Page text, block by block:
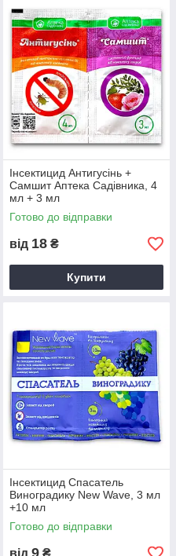
Інсектицид Антигусінь +
Самшит Аптека Садівника, 4
мл + 3 мл
Готово до відправки
від 18 ₴
Купити
Інсектицид Спасатель
Виноградику New Wave, 3 мл
+10 мл
Готово до відправки
від 9 ₴